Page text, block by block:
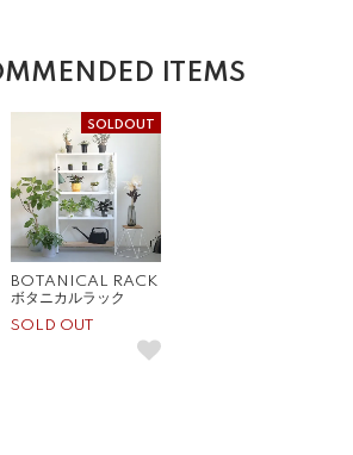
ITEMS
SOLDOUT
BOTANICAL RACK
ボタニカルラック
SOLD OUT